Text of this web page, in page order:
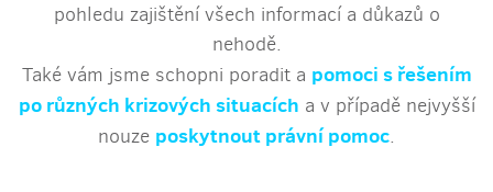
pohledu zajištění všech informací a důkazů o
nehodě.
Také vám jsme schopni poradit a pomoci s řešením
po různých krizových situacích a v případě nejvyšší
nouze poskytnout právní pomoc.